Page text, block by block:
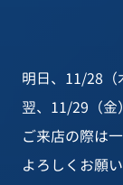
明日、11/28（
翌、11/29（金
ご来店の際は
よろしくお願